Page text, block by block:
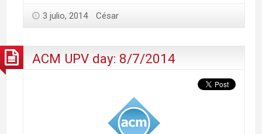
3 julio, 2014 César
ACM UPV day: 8/7/2014